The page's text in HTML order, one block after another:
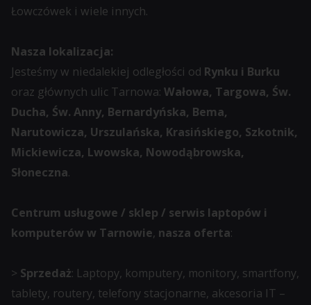
Łowczówek i wiele innych.
Nasza lokalizacja:
Jesteśmy w niedalekiej odległości od Rynku i Burku
oraz głównych ulic Tarnowa:Wałowa, Targowa, Św.
Ducha, Św. Anny, Bernardyńska, Bema,
Narutowicza, Urszulańska, Krasińskiego, Szkotnik,
Mickiewicza, Lwowska, Nowodąbrowska,
Słoneczna.
Centrum usługowe / sklep / serwis laptopów i
komputerów w Tarnowie, nasza oferta:
> Sprzedaż: Laptopy, komputery, monitory, smartfony,
tablety, routery, telefony stacjonarne, akcesoria IT –